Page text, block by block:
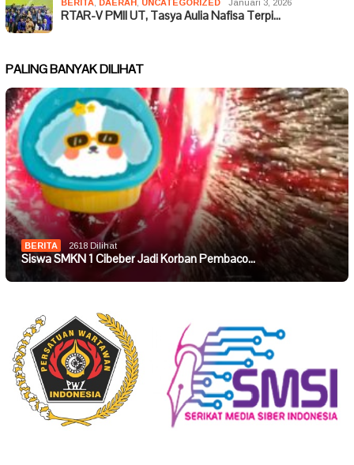
BERITA DAERAH UNCATEGORIZED Januari 3, 2026
RTAR-V PMII UT, Tasya Aulia Nafisa Terpi…
PALING BANYAK DILIHAT
BERITA 2618 Dilihat
Siswa SMKN 1 Cibeber Jadi Korban Pembaco…